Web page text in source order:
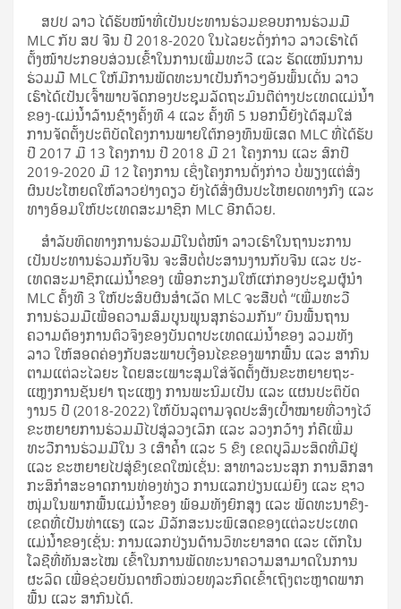
ສປປ ລາວ ໄດ້​ຮັບ​ໜ້າ­ທີ່​ເປັນ​ປະ­ທານ​ຮ່ວມ​ຂອບ​ການ​ຮ່ວມ​ມື
MLC ກັບ ສປ ຈີນ ປີ 2018-2020 ໃນ​ໄລ­ຍະ​ດັ່ງ­ກ່າວ ລາວ​ເຮົາ​ໄດ້​
ຕັ້ງ­ໜ້າ​ປະ­ກອບ­ສ່ວນ​ເຂົ້າ​ໃນ​ການ​ເພີ່ມ​ທະ­ວີ ແລະ ຮັດ​ແໜ້ນ​ການ​
ຮ່ວມ​ມື MLC ໃຫ້​ມີ​ການ​ພັດ­ທະ­ນາ​ເປັນ​ກ້າວໆ​ອັນ​ພົ້ນ​ເດັ່ນ ລາວ​
ເຮົາ​ໄດ້​ເປັນ​ເຈົ້າ­ພາບ​ຈັດ​ກອງ​ປະ­ຊຸມ​ລັດ­ຖະ­ມົນ­ຕີ​ຕ່າງ­ປະ­ເທດ​ແມ່­ນ້ຳ​
ຂອງ-ແມ່­ນ້ຳ​ລ້ານ​ຊ້າງ​ຄັ້ງ​ທີ 4 ແລະ ຄັ້ງ​ທີ 5 ນອກ​ນີ້​ຍັງ​ໄດ້​ສຸມ​ໃສ່​
ການ­ຈັດ­ຕັ້ງ​ປະ­ຕິ­ບັດ​ໂຄງ­ການ​ພາຍ​ໃຕ້​ກອງ​ທຶນ​ພິ­ເສດ MLC ທີ່​ໄດ້​ຮັບ​
ປີ 2017 ມີ 13 ໂຄງ­ການ ປີ 2018 ມີ 21 ໂຄງ­ການ ແລະ ສົກ​ປີ
2019-2020 ມີ 12 ໂຄງ­ການ ເຊິ່ງ​ໂຄງ­ການ​ດັ່ງ­ກ່າວ ບໍ່​ພຽງ​ແຕ່​ສົ່ງ​
ຜົນ​ປະ­ໂຫຍດ​ໃຫ້​ລາວ​ຢ່າງ​ດຽວ ຍັງ​ໄດ້​ສົ່ງ​ຜົນ​ປະ­ໂຫຍດ​ທາງ​ກົງ ແລະ
ທາງ​ອ້ອມ​ໃຫ້​ປະ­ເທດ​ສະ­ມາ­ຊິກ MLC ອີກ​ດ້ວຍ.
ສຳ­ລັບ​ທິດ​ທາງ​ການ​ຮ່ວມ​ມື​ໃນ­ຕໍ່­ໜ້າ ລາວ​ເຮົາ​ໃນ​ຖາ­ນະ​ການ​
ເປັນ​ປະ­ທານ​ຮ່ວມ​ກັບ​ຈີນ ຈະ​ສືບ­ຕໍ່​ປະ­ສານ​ງານ​ກັບ​ຈີນ ແລະ ປະ­
ເທດ​ສະ­ມາ­ຊິກ​ແມ່­ນ້ຳ​ຂອງ ເພື່ອ​ກະ­ກຽມ​ໃຫ້​ແກ່​ກອງ​ປະ­ຊຸມ​ຜູ້­ນຳ
MLC ຄັ້ງ​ທີ 3 ໃຫ້​ປະ­ສົບ​ຜົນ­ສຳ­ເລັດ MLC ຈະ​ສືບ­ຕໍ່ “ເພີ່ມ​ທະ­ວີ​
ການ​ຮ່ວມ​ມື​ເພື່ອ​ຄວາມ​ສົມ­ບູນ​ພູນ​ສຸກ​ຮ່ວມ​ກັນ” ບົນ​ພື້ນ­ຖານ​
ຄວາມ​ຕ້ອງ­ການ​ຕົວ​ຈິງ​ຂອງ​ບັນ­ດາ​ປະ­ເທດ​ແມ່­ນ້ຳ​ຂອງ ລວມ​ທັງ​
ລາວ ໃຫ້​ສອດ­ຄ່ອງ​ກັບ​ສະ­ພາບ​ເງື່ອນ­ໄຂ​ຂອງ​ພາກ​ພື້ນ ແລະ ສາ­ກົນ​
ຕາມ​ແຕ່​ລະ​ໄລ­ຍະ ໂດຍ​ສະ­ເພາະ​ສຸມ​ໃສ່​ຈັດ​ຕັ້ງ​ຜັນ​ຂະ­ຫຍາຍ​ຖະ­
ແຫຼງ­ການ​ຊັນ​ຢາ ຖະ­ແຫຼງ ການ​ພະ­ນົມ​ເປັນ ແລະ ແຜນ​ປະ­ຕິ­ບັດ​
ງານ5 ປີ (2018-2022) ໃຫ້​ບັນ­ລຸ​ຕາມ​ຈຸດ­ປະ­ສົງ​ເປົ້າ​ໝາຍ​ທີ່​ວາງ​ໄວ້​
ຂະ­ຫຍາຍ​ການ​ຮ່ວມ​ມື​ໄປ​ສູ່​ລວງ​ເລິກ ແລະ ລວງ​ກວ້າງ ກໍ​ຄື​ເພີ່ມ​
ທະ­ວີ​ການ​ຮ່ວມ​ມື​ໃນ 3 ເສົາ­ຄ້ຳ ແລະ 5 ຂົງ ເຂດ​ບູ​ລິ​ມະ​ສິດ​ທີ່​ມີ​ຢູ່
ແລະ ຂະ­ຫຍາຍ​ໄປ​ສູ່​ຂົງ­ເຂດ​ໃໝ່​ເຊັ່ນ: ສາ­ທາ­ລະ­ນະ​ສຸກ ການ​ສຶກ​ສາ
ກະ­ສິ­ກຳ​ສະ­ອາດ​ການ­ທ່ອງ­ທ່ຽວ ການ​ແລກ­ປ່ຽນ​ແມ່­ຍິງ ແລະ ຊາວ​
ໜຸ່ມ​ໃນ​ພາກ​ພື້ນ​ແມ່­ນ້ຳ​ຂອງ ພ້ອມ​ທັງ​ຍົກ​ສູງ ແລະ ພັດ­ທະ­ນາ​ຂົງ­
ເຂດ​ທີ່​ເປັນ​ທ່າ­ແຮງ ແລະ ມີ​ລັກ­ສະ­ນະ​ພິ­ເສດ​ຂອງ​ແຕ່​ລະ​ປະ­ເທດ​
ແມ່­ນ້ຳ​ຂອງ​ເຊັ່ນ: ການ​ແລກ­ປ່ຽນ​ດ້ານ​ວິ­ທະ­ຍາ­ສາດ ແລະ ເຕັກ​ໂນ​
ໂລ​ຊີ​ທີ່​ທັນ​ສະ­ໄໝ ເຂົ້າ​ໃນ​ການ​ພັດ­ທະ­ນາ​ຄວາມ​ສາ­ມາດ​ໃນ​ການ​
ຜະ­ລິດ ເພື່ອ​ຊ່ວຍ​ບັນ­ດາ​ຫົວ­ໜ່ວຍ​ທຸ­ລະ​ກິດ​ເຂົ້າ​ເຖິງ​ຕະ­ຫຼາດ​ພາກ​
ພື້ນ ແລະ ສາ­ກົນ​ໄດ້.